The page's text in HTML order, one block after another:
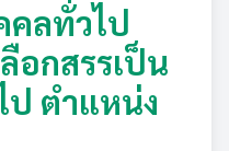
คลทั่วไป
อกสรรเป็น
ป ตำแหน่ง